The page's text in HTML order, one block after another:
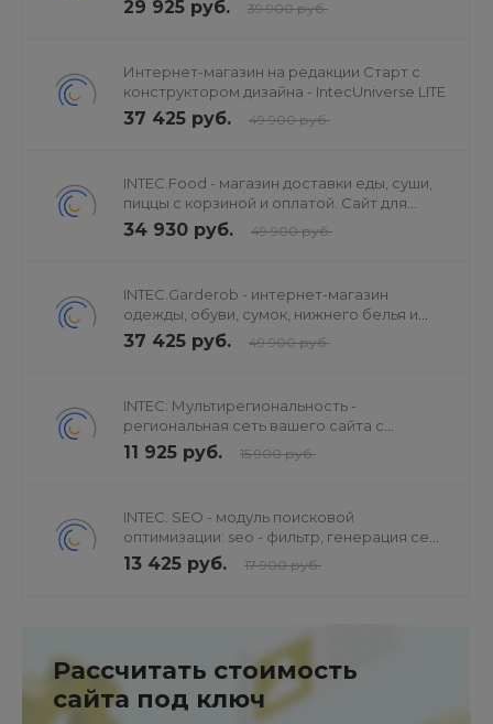
29 925 руб. 39 900 руб.
Интернет-магазин на редакции Старт с
конструктором дизайна - IntecUniverse LITE
37 425 руб. 49 900 руб.
INTEC.Food - магазин доставки еды, суши,
пиццы с корзиной и оплатой. Сайт для
ресторанов и кафе
34 930 руб. 49 900 руб.
INTEC.Garderob - интернет-магазин
одежды, обуви, сумок, нижнего белья и
аксессуаров
37 425 руб. 49 900 руб.
INTEC: Мультирегиональность -
региональная сеть вашего сайта с
продвижением в поисковиках
11 925 руб. 15 900 руб.
INTEC. SEO - модуль поисковой
оптимизации: seo - фильтр, генерация сео
- текстов, H1, мета-тегов
13 425 руб. 17 900 руб.
Рассчитать стоимость
сайта под ключ